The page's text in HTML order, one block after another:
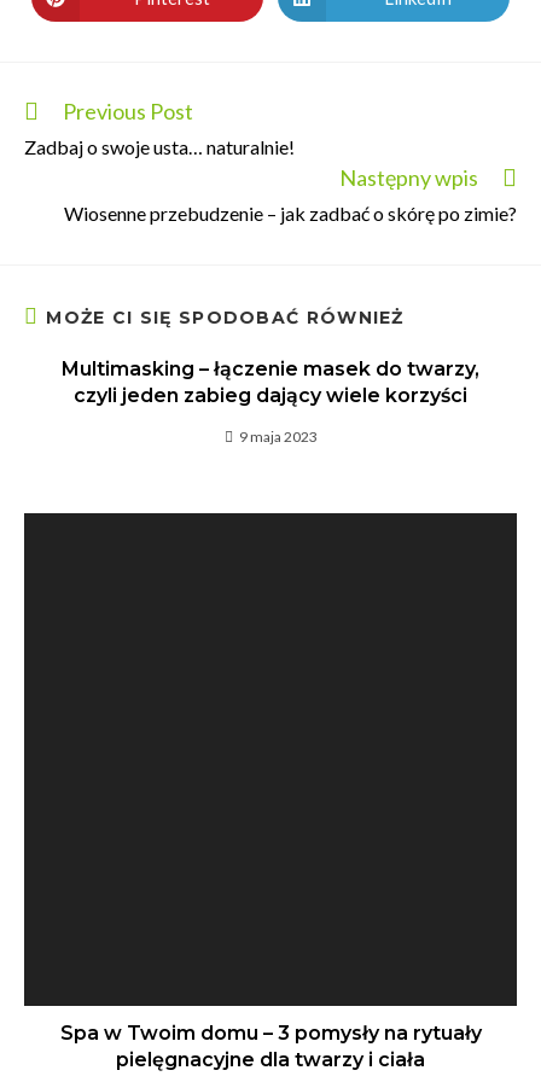
Previous Post
Zadbaj o swoje usta… naturalnie!
Następny wpis
Wiosenne przebudzenie – jak zadbać o skórę po zimie?
MOŻE CI SIĘ SPODOBAĆ RÓWNIEŻ
Multimasking – łączenie masek do twarzy,
czyli jeden zabieg dający wiele korzyści
9 maja 2023
Spa w Twoim domu – 3 pomysły na rytuały
pielęgnacyjne dla twarzy i ciała